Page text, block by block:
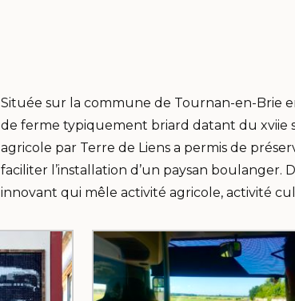
Située sur la commune de Tournan-en-Brie
de ferme typiquement briard datant du xviie
agricole par Terre de Liens a permis de
faciliter l’installation d’un paysan boulanger.
innovant qui mêle activité agricole, activité